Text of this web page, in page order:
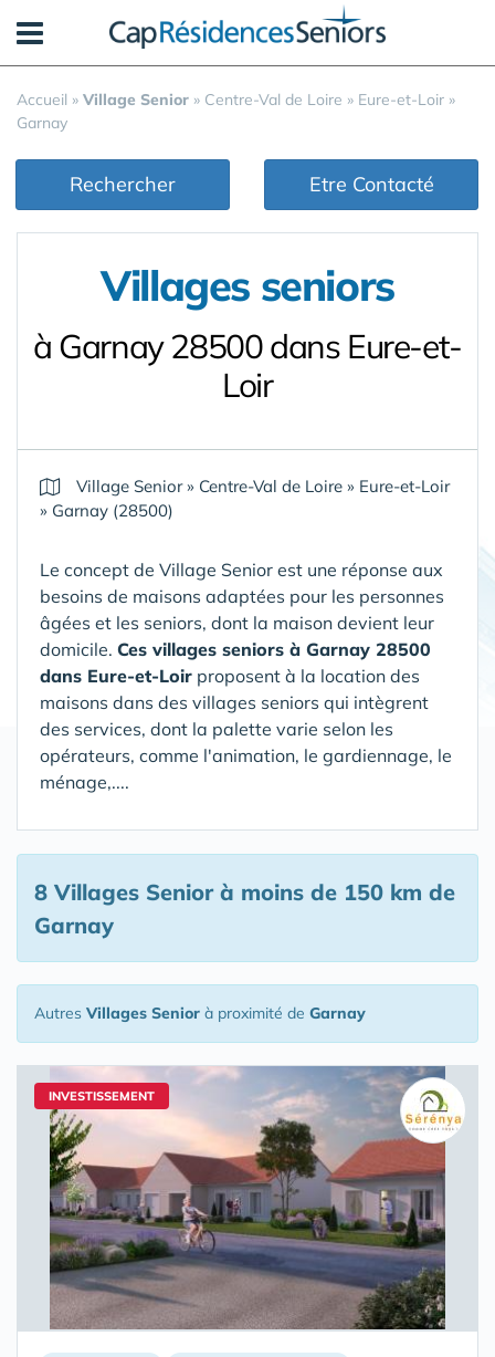
Accueil » Village Senior » Centre-Val de Loire » Eure-et-Loir »
Garnay
Rechercher Etre Contacté
Villages seniors
à Garnay 28500 dans Eure-et-
Loir
Village Senior» Centre-Val de Loire » Eure-et-Loir
» Garnay (28500)
Le concept de Village Senior est une réponse aux
besoins de maisons adaptées pour les personnes
âgées et les seniors, dont la maison devient leur
domicile. Ces villages seniors à Garnay 28500
dans Eure-et-Loir proposent à la location des
maisons dans des villages seniors qui intègrent
des services, dont la palette varie selon les
opérateurs, comme l'animation, le gardiennage, le
ménage,....
8 Villages Seniorà moins de 150 km de
Garnay
Autres Villages Senior à proximité de Garnay
INVESTISSEMENT